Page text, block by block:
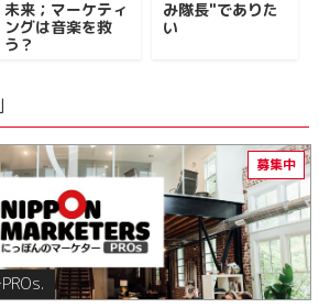
未来；マーケティ
ングは音楽を救
う？
み隊長"でありた
い